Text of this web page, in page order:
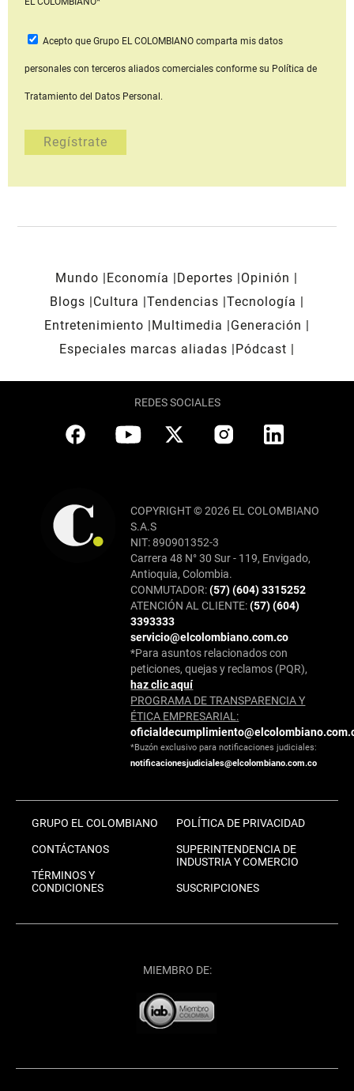
Acepto que Grupo EL COLOMBIANOcomparta mis datos
personales con terceros aliados comerciales conforme su Política de
Tratamiento del Datos Personal.
Mundo Economía Deportes
Opinión
Blogs
Cultura Tendencias Tecnología
Entretenimiento
Multimedia
Generación
Especiales marcas aliadas
Pódcast
REDES SOCIALES
COPYRIGHT © 2026 EL COLOMBIANO
S.A.S
NIT: 890901352-3
Carrera 48 N° 30 Sur - 119, Envigado,
Antioquia, Colombia.
CONMUTADOR:(57) (604) 3315252
ATENCIÓN AL CLIENTE:(57) (604)
3393333
servicio@elcolombiano.com.co
*Para asuntos relacionados con
peticiones, quejas y reclamos (PQR),
haz clic aquí
PROGRAMA DE TRANSPARENCIA Y
ÉTICA EMPRESARIAL:
*Buzón exclusivo para notificaciones judiciales:
notificacionesjudiciales@elcolombiano.com.co
GRUPO EL COLOMBIANO
CONTÁCTANOS
TÉRMINOS Y
CONDICIONES
POLÍTICA DE PRIVACIDAD
SUPERINTENDENCIA DE
INDUSTRIA Y COMERCIO
SUSCRIPCIONES
MIEMBRO DE: